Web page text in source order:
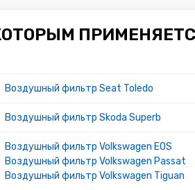
Воздушный фильтр Seat Toledo
Воздушный фильтр Skoda Superb
Воздушный фильтр Volkswagen EOS
Воздушный фильтр Volkswagen Passat
Воздушный фильтр Volkswagen Tiguan